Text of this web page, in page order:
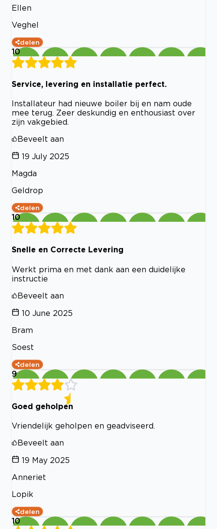
Ellen
Veghel
delen
10
Service, levering en installatie perfect.
Installateur had nieuwe boiler bij en nam oude
mee terug. Zeer deskundig en enthousiast over
zijn vakgebied.
Beveelt aan
19 July 2025
Magda
Geldrop
delen
10
Snelle en Correcte Levering
Werkt prima en met dank aan een duidelijke
instructie
Beveelt aan
10 June 2025
Bram
Soest
delen
9
Goed geholpen
Vriendelijk geholpen en geadviseerd.
Beveelt aan
19 May 2025
Anneriet
Lopik
delen
10